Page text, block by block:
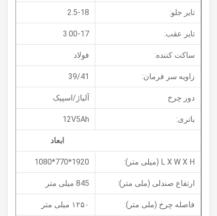
تایر جلو: 2.5-18
تایر عقب: 3.00-17
ساکت کننده:
زاویه سر فرمان: 39/41
دور چرخ آلیاژ/اسپیک
باتری: 12V5Ah
L X W X H (میلی متر): 1920*770*1080
ارتفاع صندلی (ملی متر):
فاصله چرخ (ملی متر): ۱۲۵۰ میلی متر